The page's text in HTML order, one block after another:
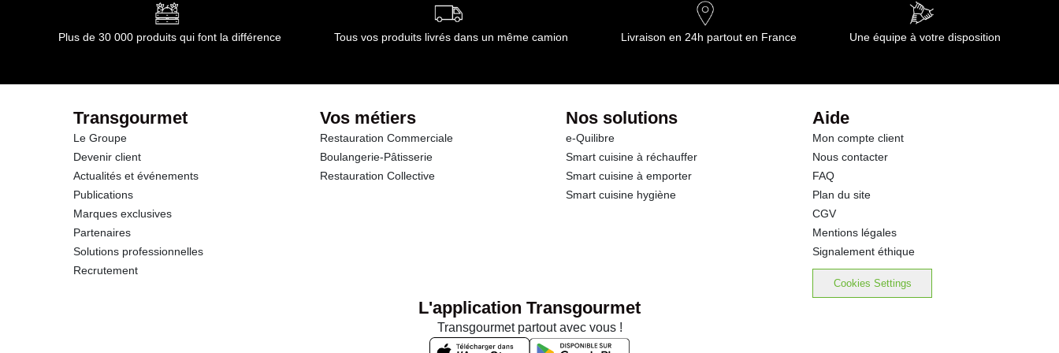
Plus de 30 000 produits qui font la différence Tous vos produits livrés dans un même camion Livraison en 24h partout en France Une équipe à votre disposition
Transgourmet
Le Groupe
Devenir client
Actualités et événements
Publications
Marques exclusives
Partenaires
Solutions professionnelles
Recrutement
Vos métiers
Restauration Commerciale
Boulangerie-Pâtisserie
Restauration Collective
Nos solutions
e-Quilibre
Smart cuisine à réchauffer
Smart cuisine à emporter
Smart cuisine hygiène
Aide
Mon compte client
Nous contacter
FAQ
Plan du site
CGV
Mentions légales
Signalement éthique
Cookies Settings
L'application Transgourmet
Transgourmet partout avec vous !